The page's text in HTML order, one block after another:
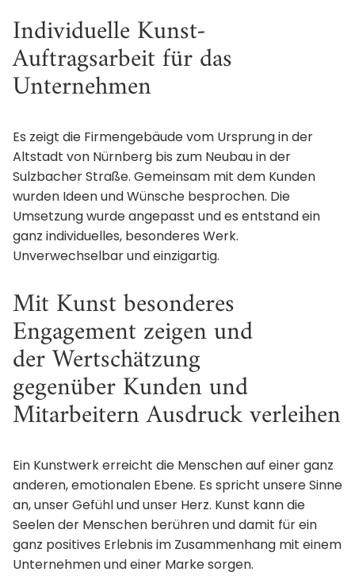
Individuelle Kunst-
Auftragsarbeit für das
Unternehmen
Es zeigt die Firmengebäude vom Ursprung in der
Altstadt von Nürnberg bis zum Neubau in der
Sulzbacher Straße. Gemeinsam mit dem Kunden
wurden Ideen und Wünsche besprochen. Die
Umsetzung wurde angepasst und es entstand ein
ganz individuelles, besonderes Werk.
Unverwechselbar und einzigartig.
Mit Kunst besonderes
Engagement zeigen und
der Wertschätzung
gegenüber Kunden und
Mitarbeitern Ausdruck verleihen
Ein Kunstwerk erreicht die Menschen auf einer ganz
anderen, emotionalen Ebene. Es spricht unsere Sinne
an, unser Gefühl und unser Herz. Kunst kann die
Seelen der Menschen berühren und damit für ein
ganz positives Erlebnis im Zusammenhang mit einem
Unternehmen und einer Marke sorgen.